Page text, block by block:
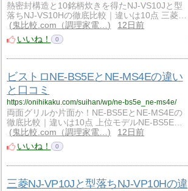
熱密封構造と10銘柄炊きを得たNJ-VS10Jと型
落ちNJ-VS10Hの徹底比較｜違いは10点 三菱…
鬼比較.com（調理家電…
12日前
いいね！
0
ビストロNE-BS5EとNE-MS4Eの違い
と口コミ
https://onihikaku.com/suihan/wp/ne-bs5e_ne-ms4e/
両面グリルか片面か！NE-BS5EとNE-MS4Eの
徹底比較｜違いは10点 上位モデルNE-BS5E…
鬼比較.com（調理家電…
12日前
いいね！
0
三菱NJ-VP10Jと型落ちNJ-VP10Hの違